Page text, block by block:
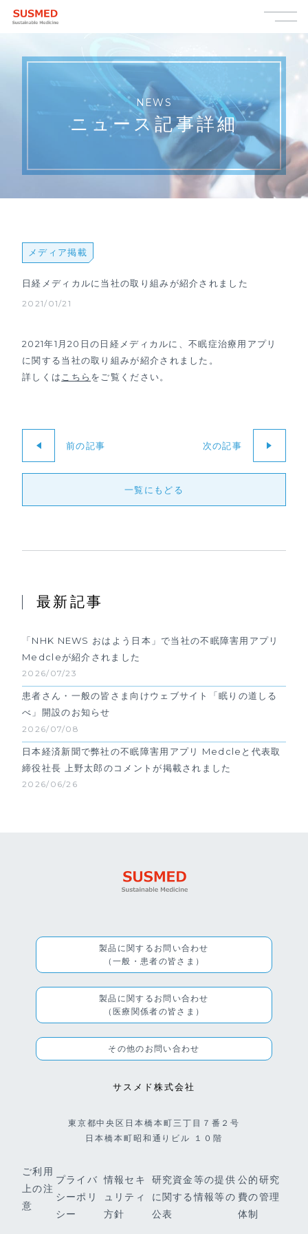
NEWS
ニュース記事詳細
メディア掲載
日経メディカルに当社の取り組みが紹介されました
2021/01/21
2021年1月20日の日経メディカルに、不眠症治療用アプリ
に関する当社の取り組みが紹介されました。
詳しくは こちら をご覧ください。
前の記事
一覧にもどる
次の記事
最新記事
2026/07/23
「NHK NEWS おはよう日本」で当社の不眠障害用アプリ
Medcleが紹介されました
2026/07/08
患者さん・一般の皆さま向けウェブサイト「眠りの道しる
べ」開設のお知らせ
2026/06/26
日本経済新聞で弊社の不眠障害用アプリ Medcleと代表取
締役社長 上野太郎のコメントが掲載されました
製品に関するお問い合わせ
（一般・患者の皆さま）
製品に関するお問い合わせ
（医療関係者の皆さま）
その他のお問い合わせ
サスメド株式会社
東京都中央区日本橋本町三丁目７番２号
日本橋本町昭和通りビル １０階
ご利用
上の注
意
プライバ
シーポリ
シー
情報セキ
ュリティ
方針
研究資金等の提供
に関する情報等の
公表
公的研究
費の管理
体制